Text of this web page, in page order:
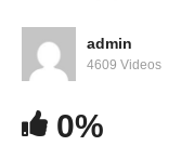
admin
4609 Videos
0%